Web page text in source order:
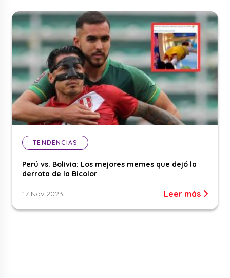
TENDENCIAS
Perú vs. Bolivia: Los mejores memes que dejó la
derrota de la Bicolor
17 Nov 2023 Leer más